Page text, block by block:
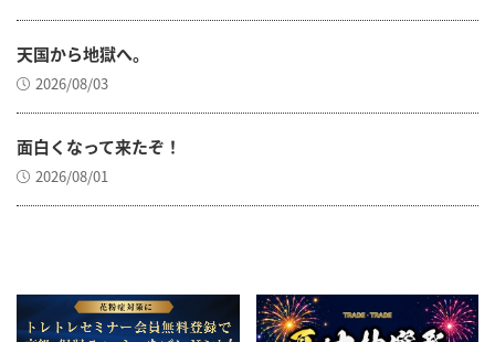
天国から地獄へ。
2026/08/03
面白くなって来たぞ！
2026/08/01